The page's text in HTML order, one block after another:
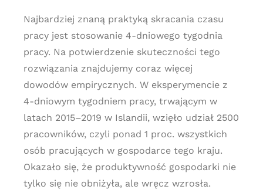
Najbardziej znaną praktyką skracania czasu
pracy jest stosowanie 4-dniowego tygodnia
pracy. Na potwierdzenie skuteczności tego
rozwiązania znajdujemy coraz więcej
dowodów empirycznych. W eksperymencie z
4-dniowym tygodniem pracy, trwającym w
latach 2015–2019 w Islandii, wzięło udział 2500
pracowników, czyli ponad 1 proc. wszystkich
osób pracujących w gospodarce tego kraju.
Okazało się, że produktywność gospodarki nie
tylko się nie obniżyła, ale wręcz wzrosła.